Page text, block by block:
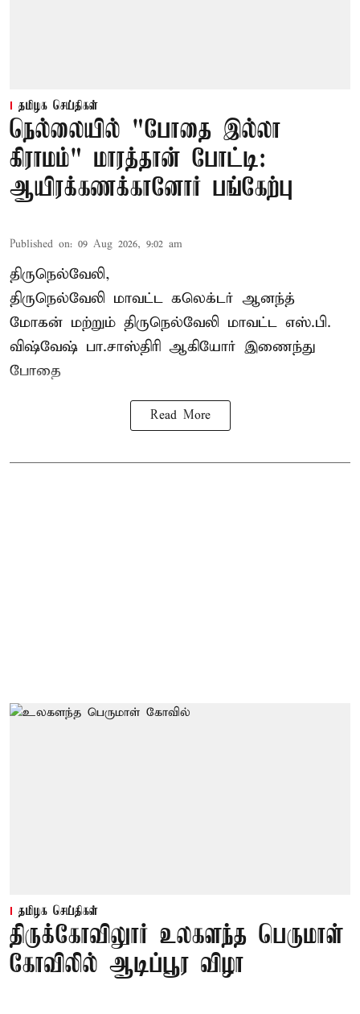
தமிழக செய்திகள்
நெல்லையில் "போதை இல்லா
கிராமம்" மாரத்தான் போட்டி:
ஆயிரக்கணக்கானோர் பங்கேற்பு
Published on: 09 Aug 2026, 9:02 am
திருநெல்வேலி,
திருநெல்வேலி மாவட்ட கலெக்டர் ஆனந்த்
மோகன் மற்றும் திருநெல்வேலி மாவட்ட எஸ்.பி.
விஷ்வேஷ் பா.சாஸ்திரி ஆகியோர் இணைந்து
போதை
Read More
தமிழக செய்திகள்
திருக்கோவிலுார் உலகளந்த பெருமாள்
கோவிலில் ஆடிப்பூர விழா